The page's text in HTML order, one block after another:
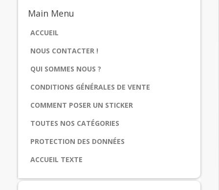
Main Menu
ACCUEIL
NOUS CONTACTER !
QUI SOMMES NOUS ?
CONDITIONS GÉNÉRALES DE VENTE
COMMENT POSER UN STICKER
TOUTES NOS CATÉGORIES
PROTECTION DES DONNÉES
ACCUEIL TEXTE